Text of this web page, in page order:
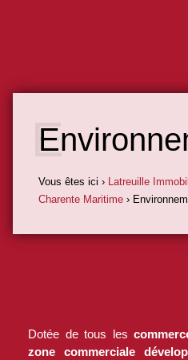
Vous êtes ici › Latreuille
Charente Maritime ›
Dotée de tous les
zone commerciale